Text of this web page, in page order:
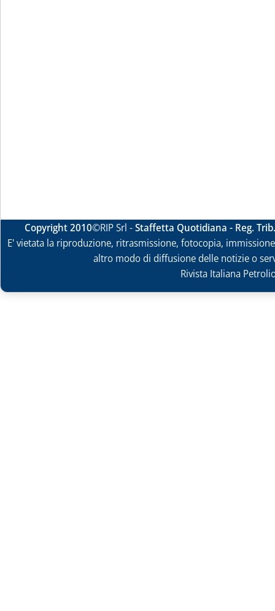
Copyright 2010©RIP Srl -Staffetta Quotidiana - Reg.
E' vietata la riproduzione, ritrasmissione, fotocopia,
altro modo di diffusione delle notizie o
Rivista Italiana